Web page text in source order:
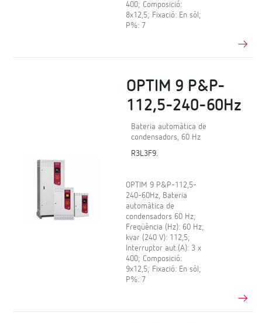
400; Composició:
8x12,5; Fixació: En sòl;
P%: 7
OPTIM 9 P&P-
112,5-240-60Hz
Bateria automàtica de
condensadors, 60 Hz
R3L3F9.
OPTIM 9 P&P-112,5-
240-60Hz, Bateria
automàtica de
condensadors 60 Hz;
Freqüència (Hz): 60 Hz;
kvar (240 V): 112,5;
Interruptor aut.(A): 3 x
400; Composició:
9x12,5; Fixació: En sòl;
P%: 7